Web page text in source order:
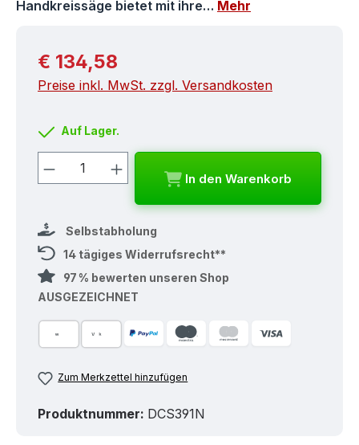
Handkreissäge bietet mit ihre… Mehr
Regulärer Preis:
€ 134,58
Preise inkl. MwSt. zzgl. Versandkosten
Auf Lager.
Produkt Anzahl: Gib den
In den Warenkorb
Selbstabholung
14 tägiges Widerrufsrecht**
97 % bewerten unseren Shop
AUSGEZEICHNET
Zum Merkzettel hinzufügen
Produktnummer: DCS391N